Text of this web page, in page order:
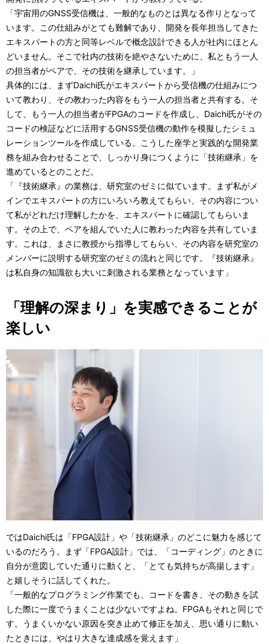
「宇宙用のGNSS受信機は、一般的なものとは異なる作りとなって
います。この仕組みがとても難解であり、開発を長年担当してきた
エキスパートの方と同等レベルで概念設計できる人が社内にほとん
どいません。そこで社内の技術を絶やさないために、私ともう一人
の担当者がペアで、その技術を継承しています。」
具体的には、まずDaichi氏がエキスパートから受信機の仕組みにつ
いて教わり、その教わった内容をもう一人の担当者と共有する。そ
して、もう一人の担当者がFPGAのコードを作成し、Daichi氏がその
コードの検証などに活用するGNSS受信機の動作を模擬したシミュ
レーションツールを作成している。こうした座学と実践的な開発業
務を組み合わせることで、しっかり身につくように「技術継承」を
進めているとのことだ。
「『技術継承』の業務は、研究室のゼミに似ています。まず私がメ
インでエキスパートの方にいろいろ教えてもらい、その内容につい
て私がどれだけ理解したかを、エキスパートに確認してもらいま
す。その上で、ペアを組んでいた人に教わった内容を共有していま
す。これは、まさに教授から指導してもらい、その内容を研究室の
メンバーに説明する研究室のゼミの流れと同じです。『技術継承』
は私自身の知識欲も大いに刺激される業務となっています」
「理解の深まり」を実感できることが
楽しい
ではDaichi氏は「FPGA設計」や「技術継承」のどこに魅力を感じて
いるのだろう。まず「FPGA設計」では、「コーディング」のときに
自分が意図していた通りに動くと、「とても気持ちが高揚します」
と嬉しそうに話してくれた。
「一般的なプログラミング作業でも、コードを書き、その動きを試
した際に一度でうまくことは少ないですよね。FPGAもそれと同じで
す。うまくいかない原因を突き止めて修正を加え、思い通りに動い
たときには、やはり大きな達成感を覚えます」